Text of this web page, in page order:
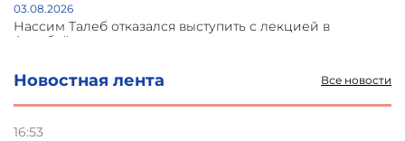
Новостная лента Все новости
16:53
03.08.2026
Нассим Талеб отказался выступить с лекцией в
Азербайджане
31.07.2026
Сотрудничество и очереди – детали визита главы